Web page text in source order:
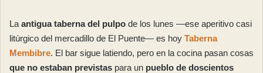
La antigua taberna del pulpo de los lunes —ese aperitivo casi
litúrgico del mercadillo de El Puente— es hoy Taberna
Membibre. El bar sigue latiendo, pero en la cocina pasan cosas
que no estaban previstas para un pueblo de doscientos